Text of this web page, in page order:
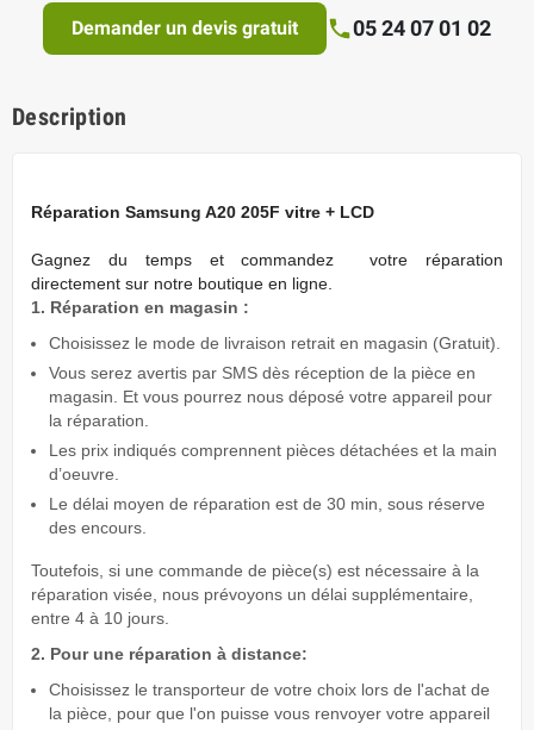
Demander un devis gratuit 05 24 07 01 02
Description
Réparation Samsung A20 205F vitre + LCD
Gagnez du temps et commandez votre réparation
directement sur notre boutique en ligne.
1. Réparation en magasin :
Choisissez le mode de livraison retrait en magasin (Gratuit).
Vous serez avertis par SMS dès réception de la pièce en
magasin. Et vous pourrez nous déposé votre appareil pour
la réparation.
Les prix indiqués comprennent pièces détachées et la main
d’oeuvre.
Le délai moyen de réparation est de 30 min, sous réserve
des encours.
Toutefois, si une commande de pièce(s) est nécessaire à la
réparation visée, nous prévoyons un délai supplémentaire,
entre 4 à 10 jours.
2. Pour une réparation à distance:
Choisissez le transporteur de votre choix lors de l'achat de
la pièce, pour que l'on puisse vous renvoyer votre appareil